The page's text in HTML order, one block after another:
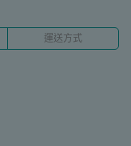
運送方式